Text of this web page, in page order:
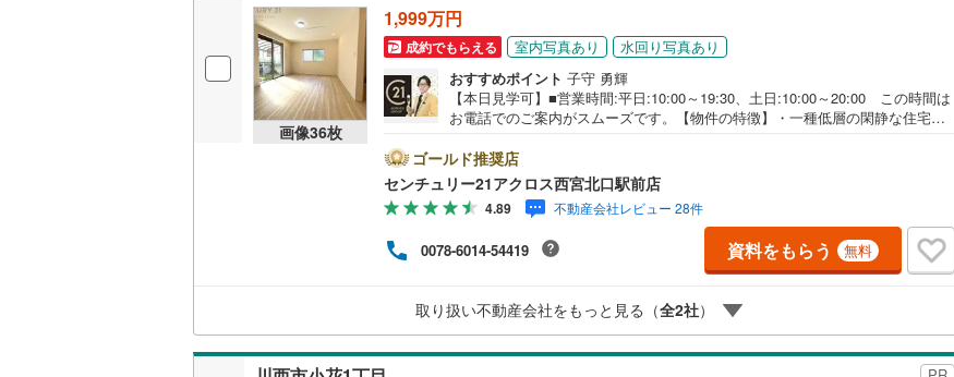
画像36枚
1,999万円
成約でもらえる 室内写真あり
水回り写真あり
おすすめポイント 子守 勇輝
【本日見学可】■営業時間:平日:10:00～19:30、土日:10:00～20:00 この時間は
お電話でのご案内がスムーズです。【物件の特徴】・一種低層の閑静な住宅街
定で全面リフォーム済みで随時見学可能です。お気軽にお申し付けください。○
センチュリー21アクロスグループの3つの特徴○■センチュリー21グループで28
年連続No.1（1997年～2024年兵庫地区仲介実績） 西宮・尼崎・伊丹・宝塚に
て8店舗展開中。阪神間での購入や売却は当店にお任せ下さい■お客様駐車場、
キッズスペースがございます。 8店舗すべて駅前にございますが、お車でのお
越しも大歓迎です。 お子様連れでもご安心ください。■取り扱い物件多数ござ
います。 地域密着の当店では2000万円台の新築戸建や、1000万円台の中古マ
い物件もご紹介できます。
ゴールド推奨店
センチュリー21アクロス西宮北口駅前店
4.89 不動産会社レビュー 28件
0078-6014-54419 資料をもらう 無料
取り扱い不動産会社をもっと見る（全2社）